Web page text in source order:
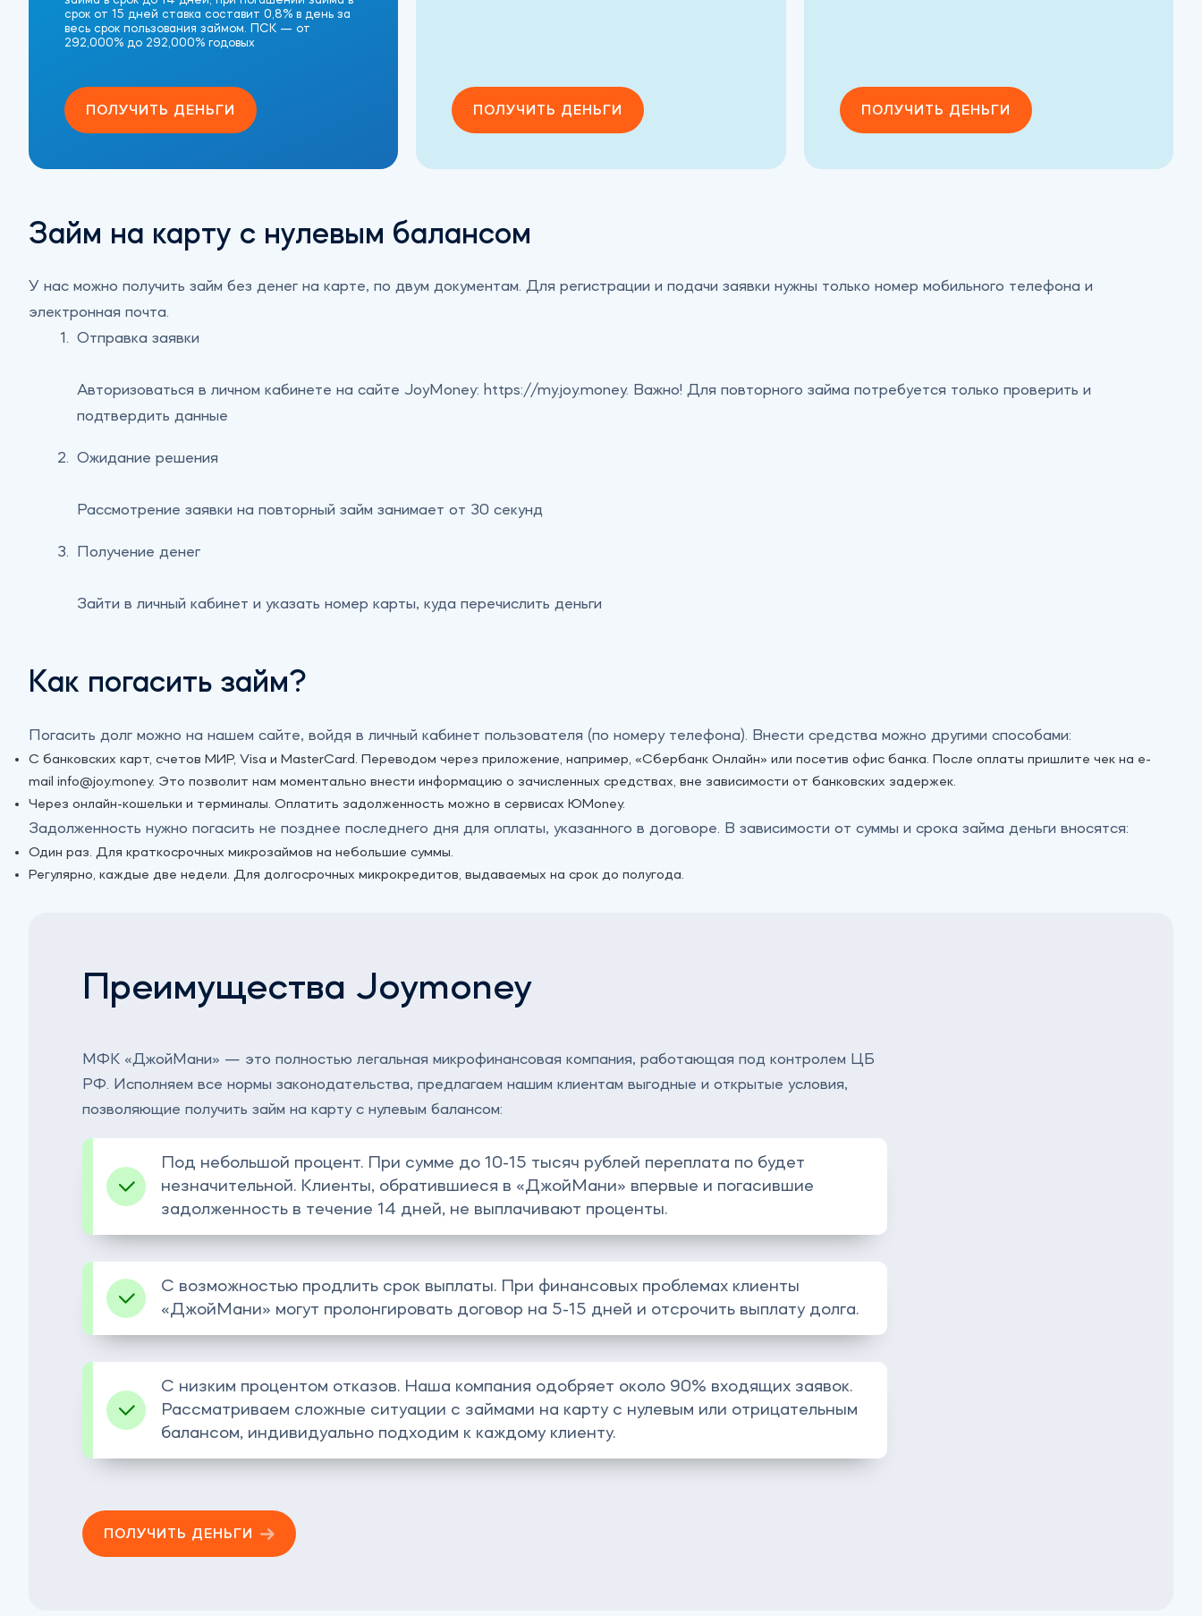
срок от 15 дней ставка составит 0,8% в день за
весь срок пользования займом. ПСК — от
292,000% до 292,000% годовых
ПОЛУЧИТЬ ДЕНЬГИ ПОЛУЧИТЬ ДЕНЬГИ ПОЛУЧИТЬ ДЕНЬГИ
Займ на карту с нулевым балансом
У нас можно получить займ без денег на карте, по двум документам. Для регистрации и подачи заявки нужны только номер мобильного телефона и
электронная почта.
Отправка заявки
Авторизоваться в личном кабинете на сайте JoyMoney: https://my.joy.money. Важно! Для повторного займа потребуется только проверить и
подтвердить данные
Ожидание решения
Рассмотрение заявки на повторный займ занимает от 30 секунд
Получение денег
Зайти в личный кабинет и указать номер карты, куда перечислить деньги
Как погасить займ?
Погасить долг можно на нашем сайте, войдя в личный кабинет пользователя (по номеру телефона). Внести средства можно другими способами:
С банковских карт, счетов МИР, Visa и MasterCard. Переводом через приложение, например, «‎Сбербанк Онлайн» или посетив офис банка. После оплаты пришлите чек на e-
mail info@joy.money. Это позволит нам моментально внести информацию о зачисленных средствах, вне зависимости от банковских задержек.
Через онлайн-кошельки и терминалы. Оплатить задолженность можно в сервисах ЮMoney.
Задолженность нужно погасить не позднее последнего дня для оплаты, указанного в договоре. В зависимости от суммы и срока займа деньги вносятся:
Один раз. Для краткосрочных микрозаймов на небольшие суммы.
Регулярно, каждые две недели. Для долгосрочных микрокредитов, выдаваемых на срок до полугода.
Преимущества Joymoney
МФК «‎ДжойМани» — это полностью легальная микрофинансовая компания, работающая под контролем ЦБ
РФ. Исполняем все нормы законодательства, предлагаем нашим клиентам выгодные и открытые условия,
позволяющие получить займ на карту с нулевым балансом:
Под небольшой процент. При сумме до 10-15 тысяч рублей переплата по будет
незначительной. Клиенты, обратившиеся в «‎ДжойМани» впервые и погасившие
задолженность в течение 14 дней, не выплачивают проценты.
С возможностью продлить срок выплаты. При финансовых проблемах клиенты
«‎ДжойМани» могут пролонгировать договор на 5-15 дней и отсрочить выплату долга.
С низким процентом отказов. Наша компания одобряет около 90% входящих заявок.
Рассматриваем сложные ситуации с займами на карту с нулевым или отрицательным
балансом, индивидуально подходим к каждому клиенту.
ПОЛУЧИТЬ ДЕНЬГИ